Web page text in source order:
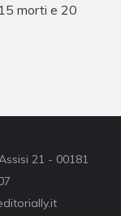
morti e 20
21 - 00181